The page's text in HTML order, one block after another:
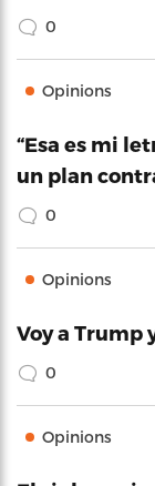
0
Opinions
“Esa es mi
un plan
0
Opinions
Voy a Trump
0
Opinions